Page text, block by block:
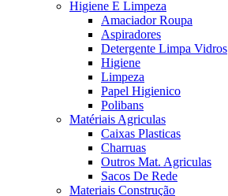
Higiene E Limpeza
Amaciador Roupa
Aspiradores
Detergente Limpa Vidros
Higiene
Limpeza
Papel Higienico
Polibans
Matériais Agriculas
Caixas Plasticas
Charruas
Outros Mat. Agriculas
Sacos De Rede
Materiais Construção